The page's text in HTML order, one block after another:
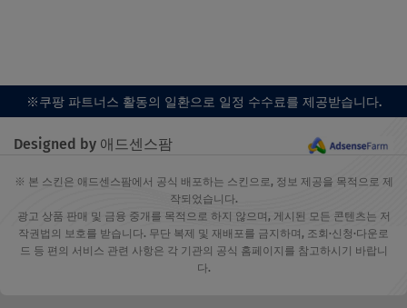
※쿠팡 파트너스 활동의 일환으로 일정 수수료를 제공받습니다.
Designed by 애드센스팜
※ 본 스킨은 애드센스팜에서 공식 배포하는 스킨으로, 정보 제공을 목적으로 제
작되었습니다.
광고 상품 판매 및 금융 중개를 목적으로 하지 않으며, 게시된 모든 콘텐츠는 저
작권법의 보호를 받습니다. 무단 복제 및 재배포를 금지하며, 조회·신청·다운로
드 등 편의 서비스 관련 사항은 각 기관의 공식 홈페이지를 참고하시기 바랍니
다.